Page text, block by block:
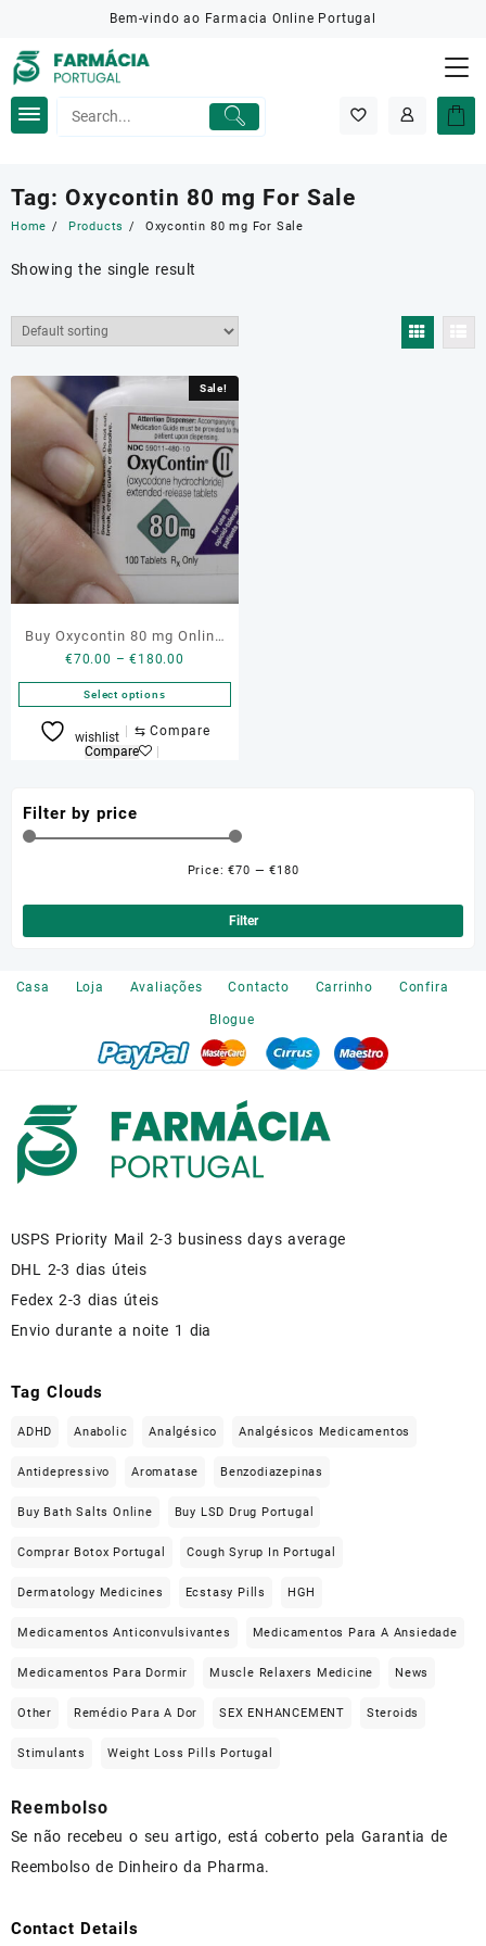
content
Bem-vindo ao Farmacia Online Portugal
Tag: Oxycontin 80 mg For Sale
Home Products Oxycontin 80 mg For Sale
Showing the single result
Sale!
Buy Oxycontin 80 mg Online
Portugal
€70.00 – €180.00
range:
€70.00
through
Select options
This
product
variants.
The
be
wishlist ⇆ Compare
Compare
Filter by price
Filter
Price:€70 —€180
Casa Loja Avaliações Contacto Carrinho Confira
Blogue
USPS Priority Mail 2-3 business days average
DHL 2-3 dias úteis
Fedex 2-3 dias úteis
Envio durante a noite 1 dia
Tag Clouds
ADHD Anabolic Analgésico Analgésicos Medicamentos
Antidepressivo Aromatase Benzodiazepinas
Buy Bath Salts Online Buy LSD Drug Portugal
Comprar Botox Portugal Cough Syrup In Portugal
Dermatology Medicines Ecstasy Pills HGH
Medicamentos Anticonvulsivantes Medicamentos Para A Ansiedade
Medicamentos Para Dormir Muscle Relaxers Medicine News
Other Remédio Para A Dor SEX ENHANCEMENT Steroids
Stimulants Weight Loss Pills Portugal
Reembolso
Se não recebeu o seu artigo, está coberto pela Garantia de
Reembolso de Dinheiro da Pharma.
Contact Details